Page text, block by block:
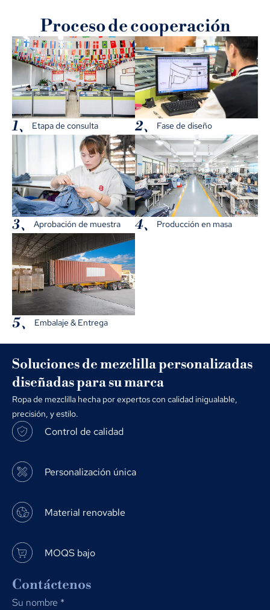
Proceso de cooperación
1、 Etapa de consulta 2、 Fase de diseño
3、 Aprobación de muestra 4、 Producción en masa
5、 Embalaje & Entrega
Soluciones de mezclilla personalizadas
diseñadas para su marca
Ropa de mezclilla hecha por expertos con calidad inigualable,
precisión, y estilo.
Control de calidad
Personalización única
Material renovable
MOQS bajo
Contáctenos
Su nombre *